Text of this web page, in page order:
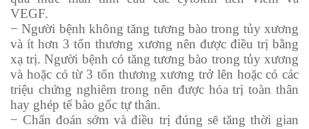
VEGF.
− Người bệnh không tăng tương bào trong tủy xương
và ít hơn 3 tổn thương xương nên được điều trị bằng
xạ trị. Người bệnh có tăng tương bào trong tủy xương
và hoặc có từ 3 tổn thương xương trở lên hoặc có các
triệu chứng nghiêm trong nên được hóa trị toàn thân
hay ghép tế bào gốc tự thân.
− Chẩn đoán sớm và điều trị đúng sẽ tăng thời gian